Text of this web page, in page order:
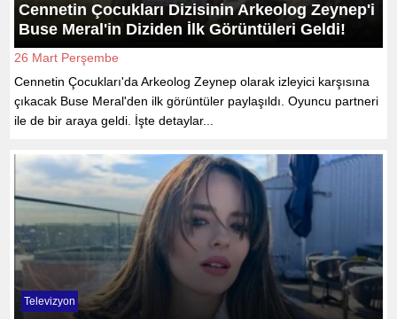
Cennetin Çocukları Dizisinin Arkeolog Zeynep'i
Buse Meral'in Diziden İlk Görüntüleri Geldi!
26 Mart Perşembe
Cennetin Çocukları'da Arkeolog Zeynep olarak izleyici karşısına
çıkacak Buse Meral'den ilk görüntüler paylaşıldı. Oyuncu partneri
ile de bir araya geldi. İşte detaylar...
Televizyon